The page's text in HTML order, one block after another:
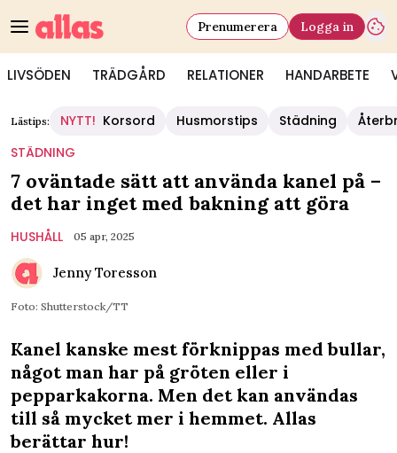
LIVSÖDEN TRÄDGÅRD RELATIONER HANDARBETE
Prenumerera Logga in
Lästips: NYTT! Korsord Husmorstips Städning
STÄDNING
7 oväntade sätt att använda kanel på –
det har inget med bakning att göra
HUSHÅLL 05 apr, 2025
Jenny Toresson
Foto: Shutterstock/TT
Kanel kanske mest förknippas med bullar,
något man har på gröten eller i
pepparkakorna. Men det kan användas
till så mycket mer i hemmet. Allas
berättar hur!